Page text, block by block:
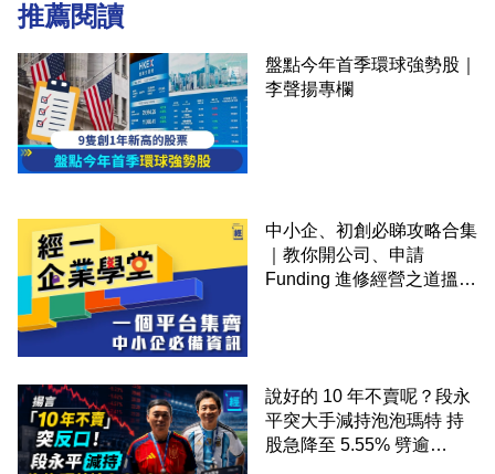
推薦閱讀
盤點今年首季環球強勢股｜
李聲揚專欄
中小企、初創必睇攻略合集
｜教你開公司、申請
Funding 進修經營之道搵大
說好的 10 年不賣呢？段永
平突大手減持泡泡瑪特 持
股急降至 5.55% 劈逾